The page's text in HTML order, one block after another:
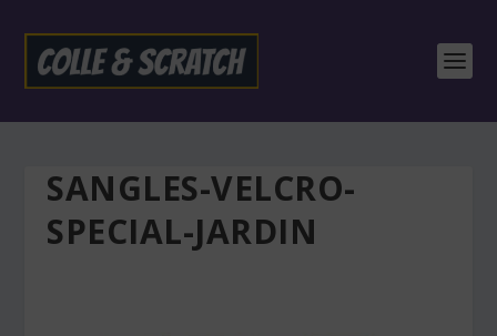
SANGLES-VELCRO-
SPECIAL-JARDIN